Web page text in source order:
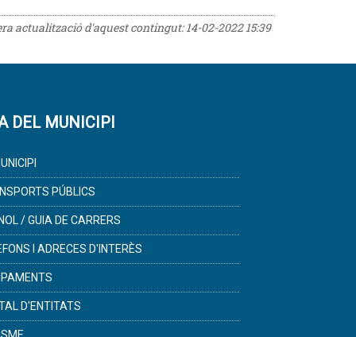
actualització d'aquest contingut:14-02-2022 15:39
DEL MUNICIPI
PÚBLICS
/ GUIA DE CARRERS
I ADRECES D'INTERÈS
D'ENTITATS